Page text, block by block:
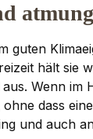
guten
hält sie
Wenn im
dass
und auch